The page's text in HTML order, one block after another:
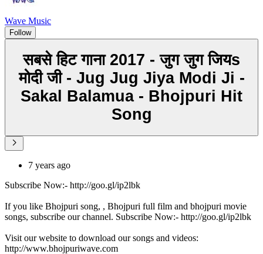
Wave Music
Follow
सबसे हिट गाना 2017 - जुग जुग जियs
मोदी जी - Jug Jug Jiya Modi Ji -
Sakal Balamua - Bhojpuri Hit
Song
7 years ago
Subscribe Now:- http://goo.gl/ip2lbk
If you like Bhojpuri song, , Bhojpuri full film and bhojpuri movie
songs, subscribe our channel. Subscribe Now:- http://goo.gl/ip2lbk
Visit our website to download our songs and videos:
http://www.bhojpuriwave.com